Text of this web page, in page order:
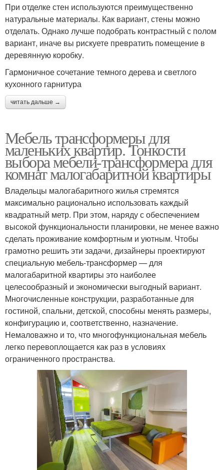
При отделке стен используются преимущественно
натуральные материалы. Как вариант, стены можно
отделать. Однако лучше подобрать контрастный с полом
вариант, иначе вы рискуете превратить помещение в
деревянную коробку.
Гармоничное сочетание темного дерева и светлого
кухонного гарнитура
читать дальше →
Мебель трансформеры для
маленьких квартир. Тонкости
выбора мебели-трансформера для
комнат малогабаритной квартиры
Владельцы малогабаритного жилья стремятся
максимально рационально использовать каждый
квадратный метр. При этом, наряду с обеспечением
высокой функциональности планировки, не менее важно
сделать проживание комфортным и уютным. Чтобы
грамотно решить эти задачи, дизайнеры проектируют
специальную мебель-трансформер — для
малогабаритной квартиры это наиболее
целесообразный и экономически выгодный вариант.
Многочисленные конструкции, разработанные для
гостиной, спальни, детской, способны менять размеры,
конфигурацию и, соответственно, назначение.
Немаловажно и то, что многофункциональная мебель
легко перевоплощается как раз в условиях
ограниченного пространства.